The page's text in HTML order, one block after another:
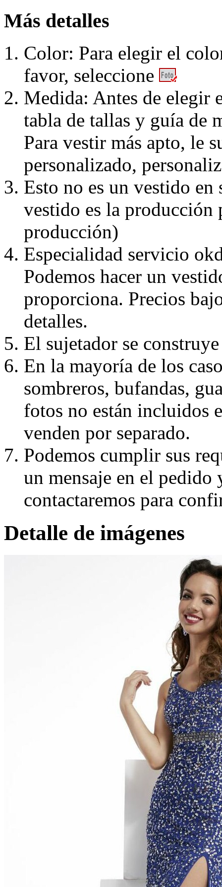
Más detalles
Color: Para elegir el
favor, seleccione
Medida: Antes de elegir
tabla de tallas y guía de
Para vestir más apto, le
personalizado,
Esto no es un vestido
vestido es la producción
producción)
Especialidad servicio
Podemos hacer un
proporciona. Precios
detalles.
El sujetador se
En la mayoría de los
sombreros, bufandas,
fotos no están incluidos
venden por separado.
Podemos cumplir sus
un mensaje en el pedido
contactaremos para
Detalle de imágenes